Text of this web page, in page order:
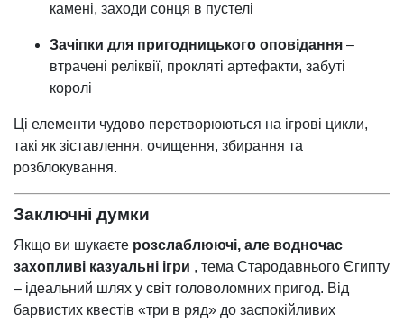
камені, заходи сонця в пустелі
Зачіпки для пригодницького оповідання –
втрачені реліквії, прокляті артефакти, забуті
королі
Ці елементи чудово перетворюються на ігрові цикли,
такі як зіставлення, очищення, збирання та
розблокування.
Заключні думки
Якщо ви шукаєте розслаблюючі, але водночас
захопливі казуальні ігри , тема Стародавнього Єгипту
– ідеальний шлях у світ головоломних пригод. Від
барвистих квестів «три в ряд» до заспокійливих